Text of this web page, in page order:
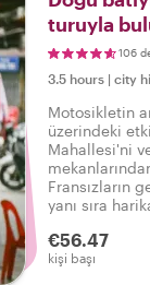
turuyla
106
3.5 hours | city
Motosikletin
üzerindeki
Mahallesi'ni
Fransızların
yanı sıra
Hanoi'de nasıl
€56.47
kişi başı